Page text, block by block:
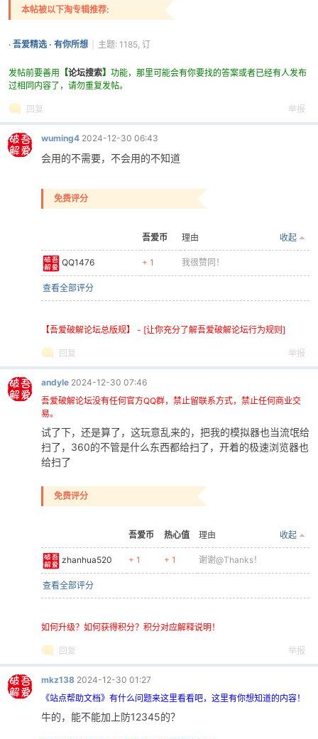
本帖被以下淘专辑推荐:
· 吾爱精选 · 有你所想
主题: 1185, 订
发帖前要善用
【论坛搜索】 功能，那里可能会有你要找的答案或者已经有人发布
过相同内容了，请勿重复发帖。
回复 举报
wuming4 2024-12-30 06:43
会用的不需要，不会用的不知道
免费评分
吾爱币 收起
理由
QQ1476 + 1 我很赞同！
查看全部评分
【吾爱破解论坛总版规】 - [让你充分了解吾爱破解论坛行为规则]
回复 举报
andyle 2024-12-30 07:46
吾爱破解论坛没有任何官方QQ群，禁止留联系方式，禁止任何商业交
易。
试了下，还是算了，这玩意乱来的，把我的模拟器也当流氓给
扫了，360的不管是什么东西都给扫了，开着的极速浏览器也
给扫了
免费评分
吾爱币 热心值 收起
理由
zhanhua520 + 1 + 1 谢谢@Thanks！
查看全部评分
如何升级？如何获得积分？积分对应解释说明！
回复 举报
mkz138 2024-12-30 01:27
《站点帮助文档》有什么问题来这里看看吧，这里有你想知道的内容！
牛的，能不能加上防12345的？